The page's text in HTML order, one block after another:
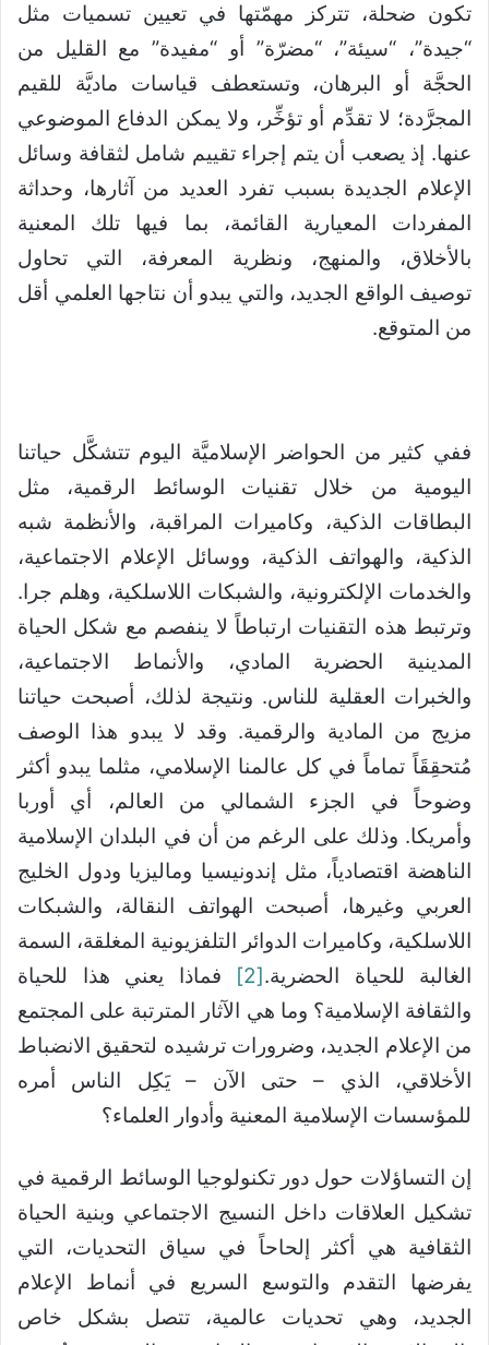
تكون ضحلة، تتركز مهمّتها في تعيين تسميات مثل
“جيدة”، “سيئة”، “مضرّة” أو “مفيدة” مع القليل من
الحجَّة أو البرهان، وتستعطف قياسات ماديَّة للقيم
المجرَّدة؛ لا تقدِّم أو تؤخِّر، ولا يمكن الدفاع الموضوعي
عنها. إذ يصعب أن يتم إجراء تقييم شامل لثقافة وسائل
الإعلام الجديدة بسبب تفرد العديد من آثارها، وحداثة
المفردات المعيارية القائمة، بما فيها تلك المعنية
بالأخلاق، والمنهج، ونظرية المعرفة، التي تحاول
توصيف الواقع الجديد، والتي يبدو أن نتاجها العلمي أقل
من المتوقع.
ففي كثير من الحواضر الإسلاميَّة اليوم تتشكَّل حياتنا
اليومية من خلال تقنيات الوسائط الرقمية، مثل
البطاقات الذكية، وكاميرات المراقبة، والأنظمة شبه
الذكية، والهواتف الذكية، ووسائل الإعلام الاجتماعية،
والخدمات الإلكترونية، والشبكات اللاسلكية، وهلم جرا.
وترتبط هذه التقنيات ارتباطاً لا ينفصم مع شكل الحياة
المدينية الحضرية المادي، والأنماط الاجتماعية،
والخبرات العقلية للناس. ونتيجة لذلك، أصبحت حياتنا
مزيج من المادية والرقمية. وقد لا يبدو هذا الوصف
مُتحقِقَاً تماماً في كل عالمنا الإسلامي، مثلما يبدو أكثر
وضوحاً في الجزء الشمالي من العالم، أي أوربا
وأمريكا. وذلك على الرغم من أن في البلدان الإسلامية
الناهضة اقتصادياً، مثل إندونيسيا وماليزيا ودول الخليج
العربي وغيرها، أصبحت الهواتف النقالة، والشبكات
اللاسلكية، وكاميرات الدوائر التلفزيونية المغلقة، السمة
الغالبة للحياة الحضرية.[2]
فماذا يعني هذا للحياة
والثقافة الإسلامية؟ وما هي الآثار المترتبة على المجتمع
من الإعلام الجديد، وضرورات ترشيده لتحقيق الانضباط
الأخلاقي، الذي – حتى الآن – يَكِل الناس أمره
للمؤسسات الإسلامية المعنية وأدوار العلماء؟
إن التساؤلات حول دور تكنولوجيا الوسائط الرقمية في
تشكيل العلاقات داخل النسيج الاجتماعي وبنية الحياة
الثقافية هي أكثر إلحاحاً في سياق التحديات، التي
يفرضها التقدم والتوسع السريع في أنماط الإعلام
الجديد، وهي تحديات عالمية، تتصل بشكل خاص